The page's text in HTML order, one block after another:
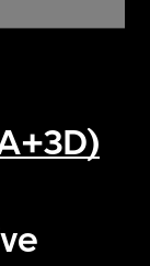
纪视觉